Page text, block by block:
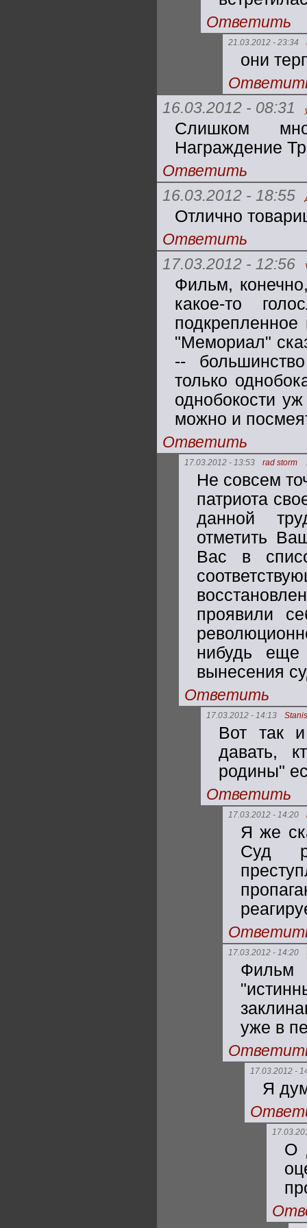
Ответить
21.03.2012 - 23:34
они
16.03.2012 - 08:31
Слишком
Награждение
Ответить
16.03.2012 - 18:55
Отлично
Ответить
17.03.2012 - 12:56
Фильм,
какое-то
"Мемориал"
--
только
однобокости
можно и
Ответить
17.03.2012 - 13:53 rad storm
Не совсем
патриота
данной
отметить
Вас в
проявили
нибудь
вынесения
Ответить
17.03.2012 - 14:13
Вот так
давать,
родины"
Ответить
17.03.2012 - 14:20
Я же
Суд
17.03.2012 - 14:20
Фильм
уже в
17.03.2012 -
Я
О